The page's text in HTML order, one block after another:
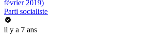
février 2019)
Parti socialiste
il y a 7 ans